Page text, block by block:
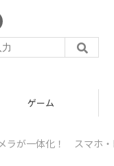
ゲーム
ラが一体化！ スマホ